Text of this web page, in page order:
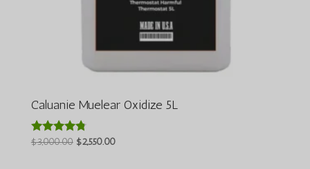
Caluanie Muelear Oxidize 5L
ໃຫ້ຄະແນນ
$3,000.00 ລາຄາ
$2,550.00ລາຄາ